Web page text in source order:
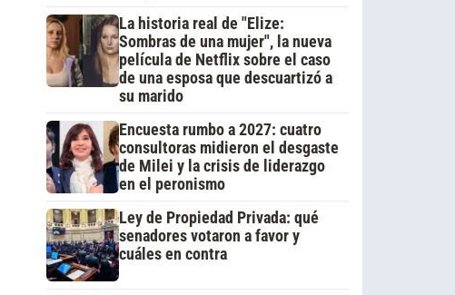
La historia real de "Elize:
Sombras de una mujer", la nueva
película de Netflix sobre el caso
de una esposa que descuartizó a
su marido
Encuesta rumbo a 2027: cuatro
consultoras midieron el desgaste
de Milei y la crisis de liderazgo
en el peronismo
Ley de Propiedad Privada: qué
senadores votaron a favor y
cuáles en contra